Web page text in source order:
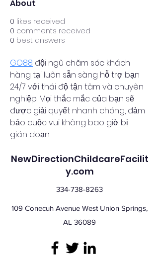
About
0 likes received
0 comments received
0 best answers
GO88 đội ngũ chăm sóc khách
hàng tại luôn sẵn sàng hỗ trợ bạn
24/7 với thái độ tận tâm và chuyên
nghiệp. Mọi thắc mắc của bạn sẽ
được giải quyết nhanh chóng, đảm
bảo cuộc vui không bao giờ bị
gián đoạn.
NewDirectionChildcareFacilit
y.com
334-738-8263
109 Conecuh Avenue West Union Springs,
AL 36089